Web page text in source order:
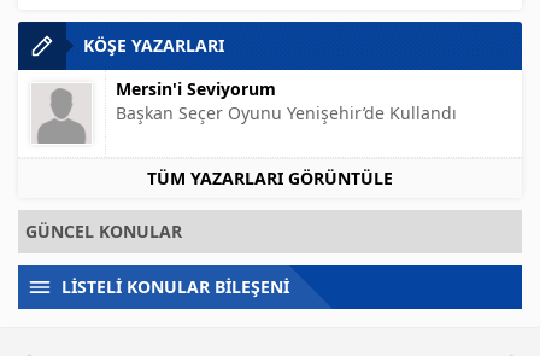
KÖŞE YAZARLARI
Mersin'i Seviyorum
Başkan Seçer Oyunu Yenişehir’de Kullandı
TÜM YAZARLARI GÖRÜNTÜLE
GÜNCEL KONULAR
LİSTELİ KONULAR BİLEŞENİ